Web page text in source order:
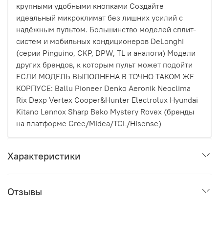
крупными удобными кнопками Создайте
идеальный микроклимат без лишних усилий с
надёжным пультом. Большинство моделей сплит-
систем и мобильных кондиционеров DeLonghi
(серии Pinguino, CKP, DPW, TL и аналоги) Модели
других брендов, к которым пульт может подойти
ЕСЛИ МОДЕЛЬ ВЫПОЛНЕНА В ТОЧНО ТАКОМ ЖЕ
КОРПУСЕ: Ballu Pioneer Denko Aeronik Neoclima
Rix Dexp Vertex Cooper&Hunter Electrolux Hyundai
Kitano Lennox Sharp Beko Mystery Rovex (бренды
на платформе Gree/Midea/TCL/Hisense)
Характеристики
Отзывы